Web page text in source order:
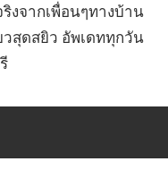
งจากเพื่อนๆทางบ้าน
สุดสยิว อัพเดททุกวัน